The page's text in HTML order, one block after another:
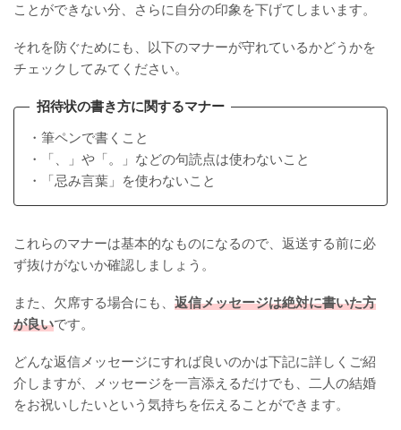
ことができない分、さらに自分の印象を下げてしまいます。
それを防ぐためにも、以下のマナーが守れているかどうかを
チェックしてみてください。
招待状の書き方に関するマナー
・筆ペンで書くこと
・「、」や「。」などの句読点は使わないこと
・「忌み言葉」を使わないこと
これらのマナーは基本的なものになるので、返送する前に必
ず抜けがないか確認しましょう。
また、欠席する場合にも、 返信メッセージは絶対に書いた方
が良いです。
どんな返信メッセージにすれば良いのかは下記に詳しくご紹
介しますが、メッセージを一言添えるだけでも、二人の結婚
をお祝いしたいという気持ちを伝えることができます。